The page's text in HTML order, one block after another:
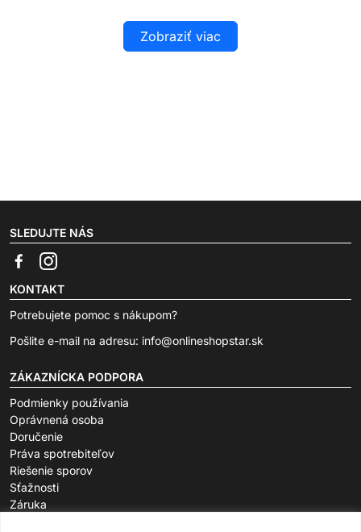
Zobraziť viac
SLEDUJTE NÁS
KONTAKT
Potrebujete pomoc s nákupom?
Pošlite e-mail na adresu: info@onlineshopstar.sk
ZÁKAZNÍCKA PODPORA
Podmienky používania
Oprávnená osoba
Doručenie
Práva spotrebiteľov
Riešenie sporov
Sťažnosti
Záruka